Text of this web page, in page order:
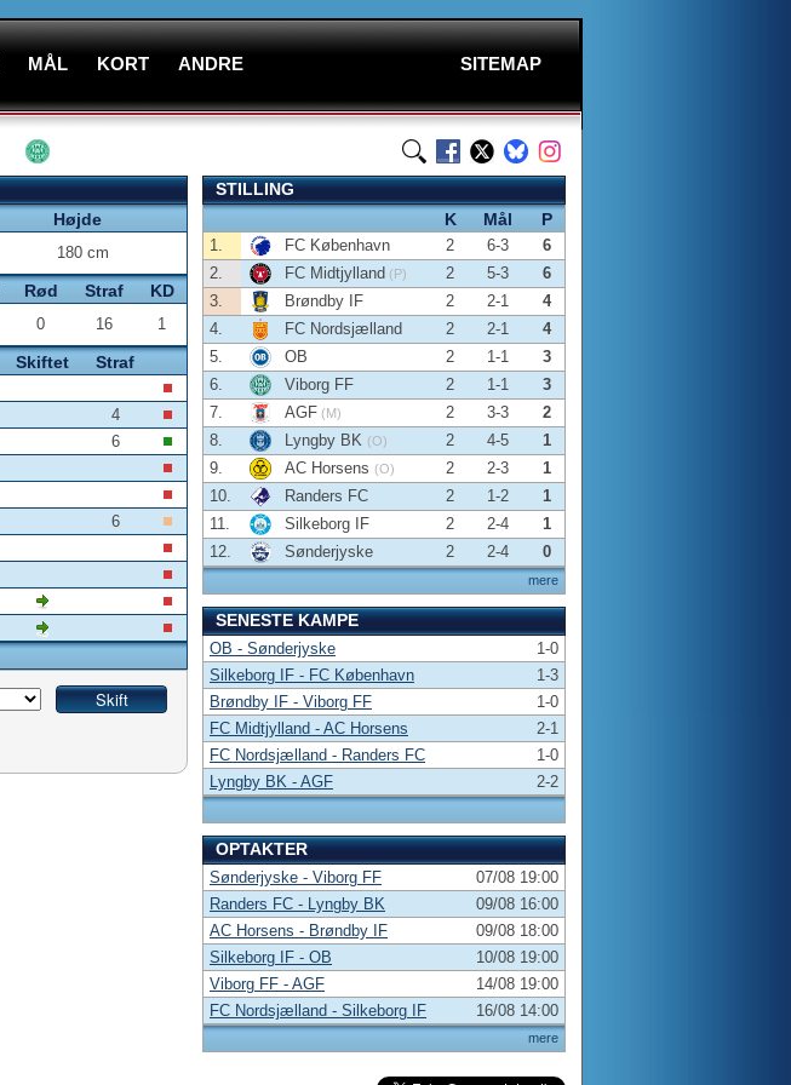
MÅL KORT ANDRE SITEMAP
Højde
180 cm
Rød Straf KD
0 16 1
Skiftet Straf
4
6
6
STILLING
K
Mål P
mere
1. FC København 2 6-3
6
2.
FC Midtjylland (P) 2 5-3
6
3.
Brøndby IF 2 2-1
4
4.
FC Nordsjælland 2 2-1
4
5.
OB 2 1-1
3
6.
Viborg FF 2 1-1
3
7.
AGF (M) 2 3-3
2
8.
Lyngby BK (O) 2 4-5
1
9.
AC Horsens (O) 2 2-3
1
10.
Randers FC 2 1-2
1
11.
Silkeborg IF 2 2-4
1
12.
Sønderjyske 2 2-4 0
SENESTE KAMPE
OB - Sønderjyske
1-0
Silkeborg IF - FC København
1-3
Brøndby IF - Viborg FF
1-0
FC Midtjylland - AC Horsens
2-1
FC Nordsjælland - Randers FC
1-0
Lyngby BK - AGF
2-2
OPTAKTER
mere
Sønderjyske - Viborg FF
07/08 19:00
Randers FC - Lyngby BK
09/08 16:00
AC Horsens - Brøndby IF
09/08 18:00
Silkeborg IF - OB
10/08 19:00
Viborg FF - AGF
14/08 19:00
FC Nordsjælland - Silkeborg IF
16/08 14:00